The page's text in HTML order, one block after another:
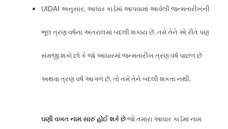
UIDAI અનુસાર, આધાર કાર્ડમાં આપવામાં આવેલી જન્મતારીખની
ભૂલ ત્રણ વર્ષના અંતરાલમાં બદલી શકાય છે. તમે તેને એ રીતે પણ
સમજી શકો છો કે જો આધારમાં જન્મતારીખ ત્રણ વર્ષ પાછળ છે
અથવા ત્રણ વર્ષ આગળ છે, તો તમે તેને બદલી શકતા નથી.
ઘણી વખત નામ સારું હોઈ શકે છેજો તમારા આધાર કાર્ડમાં નામ